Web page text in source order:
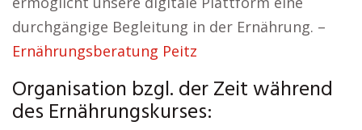
durchgängige Begleitung in der Ernährung. –
Ernährungsberatung Peitz
Organisation bzgl. der Zeit während
des Ernährungskurses: